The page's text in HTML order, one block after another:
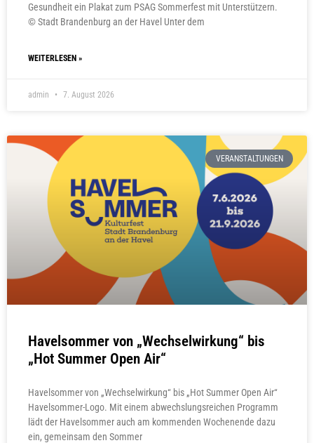
Gesundheit ein Plakat zum PSAG Sommerfest mit Unterstützern.
© Stadt Brandenburg an der Havel Unter dem
WEITERLESEN »
admin 7. August 2026
VERANSTALTUNGEN
Havelsommer von „Wechselwirkung“ bis
„Hot Summer Open Air“
Havelsommer von „Wechselwirkung“ bis „Hot Summer Open Air“
Havelsommer-Logo. Mit einem abwechslungsreichen Programm
lädt der Havelsommer auch am kommenden Wochenende dazu
ein, gemeinsam den Sommer